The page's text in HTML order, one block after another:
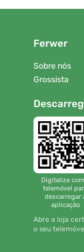
Ferwer
Sobre nós
Grossista
Digitalize
telemóvel
descarregar
aplicação
Abre a loja
o seu